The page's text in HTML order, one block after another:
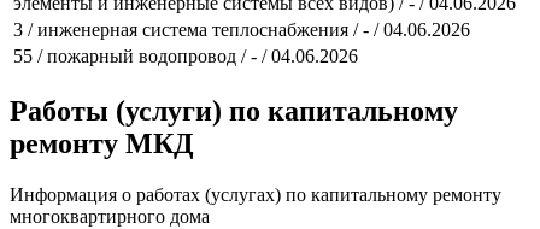
3 / инженерная система теплоснабжения / - / 04.06.2026
55 / пожарный водопровод / - / 04.06.2026
Работы (услуги) по капитальному
ремонту МКД
Информация о работах (услугах) по капитальному ремонту
многоквартирного дома